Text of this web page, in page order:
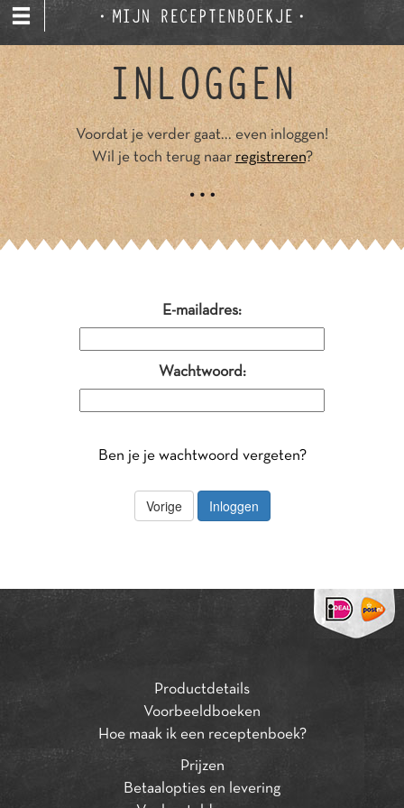
INLOGGEN
Voordat je verder gaat... even inloggen!
Wil je toch terug naar registreren?
E-mailadres:
Wachtwoord:
Ben je je wachtwoord vergeten?
Productdetails
Voorbeeldboeken
Hoe maak ik een receptenboek?
Prijzen
Betaalopties en levering